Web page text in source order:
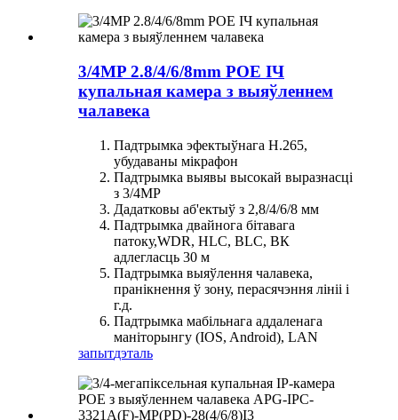
3/4MP 2.8/4/6/8mm POE ІЧ
купальная камера з выяўленнем
чалавека
Падтрымка эфектыўнага H.265,
убудаваны мікрафон
Падтрымка выявы высокай выразнасці
з 3/4MP
Дадатковы аб'ектыў з 2,8/4/6/8 мм
Падтрымка двайнога бітавага
патоку,WDR, HLC, BLC, ВК
адлегласць 30 м
Падтрымка выяўлення чалавека,
пранікнення ў зону, перасячэння лініі і
г.д.
Падтрымка мабільнага аддаленага
маніторынгу (IOS, Android), LAN
запытдэталь